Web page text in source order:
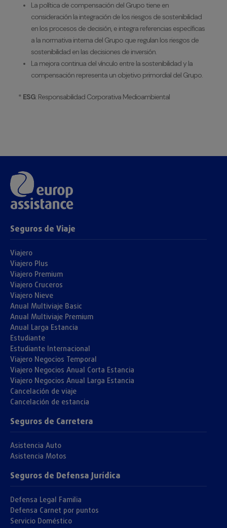
La política de compensación del Grupo tiene en
consideración la integración de los riesgos de sostenibilidad
en los procesos de decisión, e integra referencias específicas
a la normativa interna del Grupo que regulan los riesgos de
sostenibilidad en las decisiones de inversión.
La mejora continua del vínculo entre la sostenibilidad y la
compensación representa un objetivo primordial del Grupo.
* ESG: Responsabilidad Corporativa Medioambiental
Seguros de Viaje
Viajero
Viajero Plus
Viajero Premium
Viajero Cruceros
Viajero Nieve
Anual Multiviaje Basic
Anual Multiviaje Premium
Anual Larga Estancia
Estudiante
Estudiante Internacional
Viajero Negocios Temporal
Viajero Negocios Anual Corta Estancia
Viajero Negocios Anual Larga Estancia
Cancelación de viaje
Cancelación de estancia
Seguros de Carretera
Asistencia Auto
Asistencia Motos
Seguros de Defensa Jurídica
Defensa Legal Familia
Defensa Carnet por puntos
Servicio Doméstico